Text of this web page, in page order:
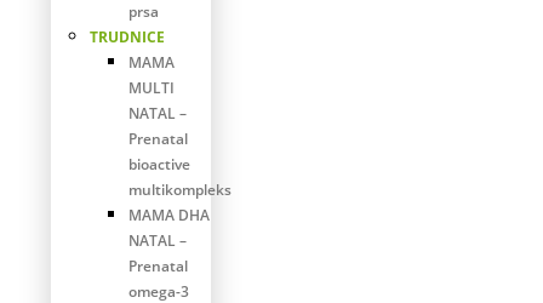
prsa
TRUDNICE
MAMA
MULTI
NATAL –
Prenatal
bioactive
multikompleks
MAMA DHA
NATAL –
Prenatal
omega-3